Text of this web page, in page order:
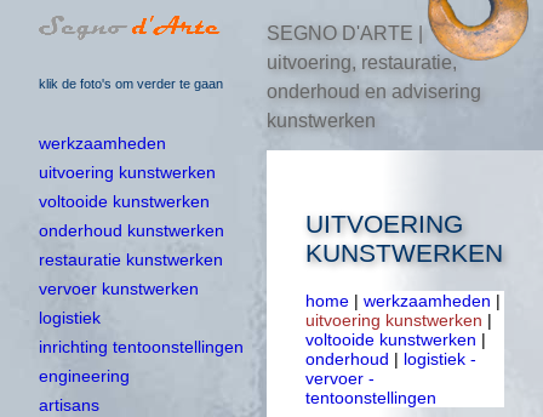
klik de foto's om verder te gaan
SEGNO D'ARTE |
uitvoering, restauratie,
onderhoud en advisering
kunstwerken
werkzaamheden
uitvoering kunstwerken
voltooide kunstwerken
onderhoud kunstwerken
restauratie kunstwerken
vervoer kunstwerken
logistiek
inrichting tentoonstellingen
engineering
artisans
UITVOERING
KUNSTWERKEN
home | werkzaamheden |
uitvoering kunstwerken |
voltooide kunstwerken |
onderhoud | logistiek -
vervoer -
tentoonstellingen